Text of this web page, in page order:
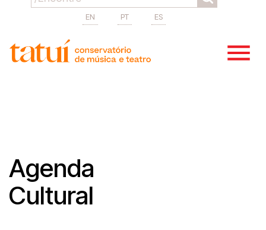
EN PT ES
Agenda
Cultural